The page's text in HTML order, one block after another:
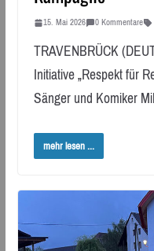
15. Mai 2026 0 Kommentare
TRAVENBRÜCK
Initiative „Respekt für
Sänger und Komiker
mehr lesen ...